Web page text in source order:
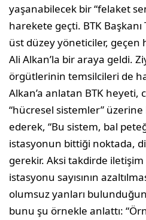
yaşanabilecek bir “felaket
harekete geçti. BTK Başkanı
üst düzey yöneticiler, geçen
Ali Alkan’la bir araya geldi.
örgütlerinin temsilcileri de
Alkan’a anlatan BTK
“hücresel sistemler”
ederek, “Bu sistem, bal
istasyonun bittiği noktada,
gerekir. Aksi takdirde iletişim
istasyonu sayısının
olumsuz yanları
bunu şu örnekle anlattı: